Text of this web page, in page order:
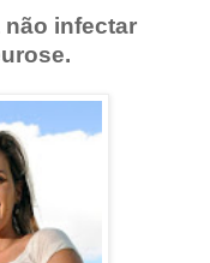
não infectar